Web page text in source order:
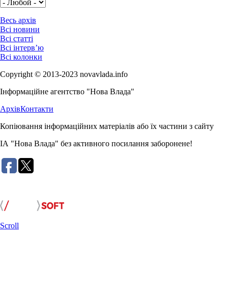
Весь архів
Всі новини
Всі статті
Всі інтерв’ю
Всі колонки
Copyright © 2013-2023 novavlada.info
Інформаційне агентство "Нова Влада"
АрхівКонтакти
Копіювання інформаційних матеріалів або їх частини з сайту
ІА "Нова Влада" без активного посилання заборонене!
Scroll